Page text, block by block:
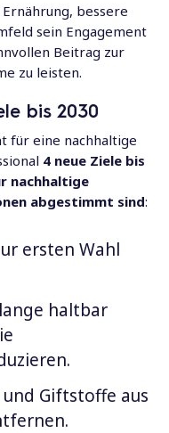
bessere
sein Engagement
Beitrag zur
zu leisten.
bis 2030
für eine nachhaltige
4 neue Ziele bis
nachhaltige
abgestimmt sind:
ersten Wahl
haltbar
Giftstoffe aus